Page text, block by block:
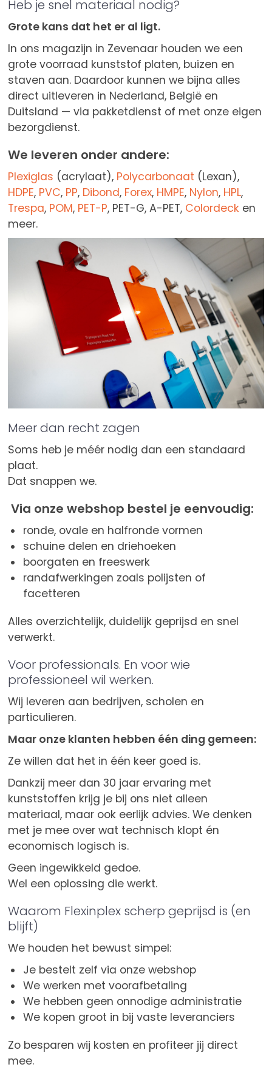
Heb je snel materiaal nodig?
Grote kans dat het er al ligt.
In ons magazijn in Zevenaar houden we een
grote voorraad kunststof platen, buizen en
staven aan. Daardoor kunnen we bijna alles
direct uitleveren in Nederland, België en
Duitsland — via pakketdienst of met onze eigen
bezorgdienst.
We leveren onder andere:
Plexiglas (acrylaat), Polycarbonaat (Lexan),
HDPE, PVC, PP, Dibond, Forex, HMPE, Nylon, HPL,
Trespa, POM, PET-P, PET-G, A-PET, Colordeck en
meer.
Meer dan recht zagen
Soms heb je méér nodig dan een standaard
plaat.
Dat snappen we.
Via onze webshop bestel je eenvoudig:
ronde, ovale en halfronde vormen
schuine delen en driehoeken
boorgaten en freeswerk
randafwerkingen zoals polijsten of
facetteren
Alles overzichtelijk, duidelijk geprijsd en snel
verwerkt.
Voor professionals. En voor wie
professioneel wil werken.
Wij leveren aan bedrijven, scholen en
particulieren.
Maar onze klanten hebben één ding gemeen:
Ze willen dat het in één keer goed is.
Dankzij meer dan 30 jaar ervaring met
kunststoffen krijg je bij ons niet alleen
materiaal, maar ook eerlijk advies. We denken
met je mee over wat technisch klopt én
economisch logisch is.
Geen ingewikkeld gedoe.
Wel een oplossing die werkt.
Waarom Flexinplex scherp geprijsd is (en
blijft)
We houden het bewust simpel:
Je bestelt zelf via onze webshop
We werken met voorafbetaling
We hebben geen onnodige administratie
We kopen groot in bij vaste leveranciers
Zo besparen wij kosten en profiteer jij direct
mee.